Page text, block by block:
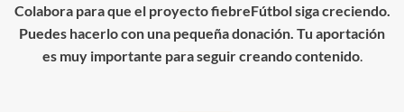
Colabora para que el proyecto fiebreFútbol siga creciendo.
Puedes hacerlo con una pequeña donación. Tu aportación
es muy importante para seguir creando contenido.